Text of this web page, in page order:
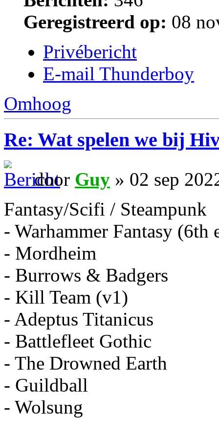
Geregistreerd op: 08
Privébericht
E-mail Thunderboy
Omhoog
Re: Wat spelen we bij
door Guy » 02 sep
Fantasy/Scifi / Steampunk
- Warhammer Fantasy (6th
- Mordheim
- Burrows & Badgers
- Kill Team (v1)
- Adeptus Titanicus
- Battlefleet Gothic
- The Drowned Earth
- Guildball
- Wolsung